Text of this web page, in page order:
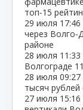
топ‑15
29 июля 17:46
через
районе
28 июля 11:33
Волгограде
28 июля 09:27
тысяч
27 июля 15:16